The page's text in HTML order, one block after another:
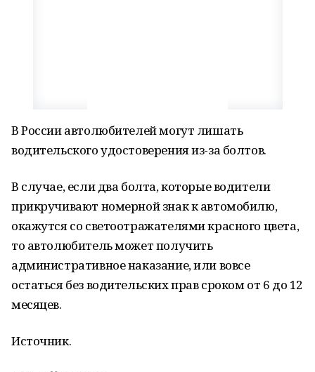
В России автолюбителей могут лишать
водительского удостоверения из-за болтов.
В случае, если два болта, которые водители
прикручивают номерной знак к автомобилю,
окажутся со светоотражателями красного цвета,
то автолюбитель может получить
административное наказание, или вовсе
остаться без водительских прав сроком от 6 до 12
месяцев.
Источник.